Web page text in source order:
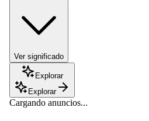
Ver significado
Explorar
Explorar
Cargando anuncios...